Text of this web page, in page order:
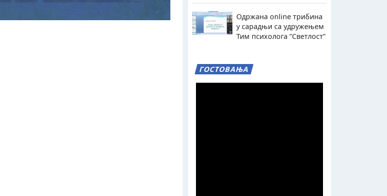
Одржана online трибина
у сарадњи са удружењем
Тим психолога ”Светлост”
ГОСТОВАЊА